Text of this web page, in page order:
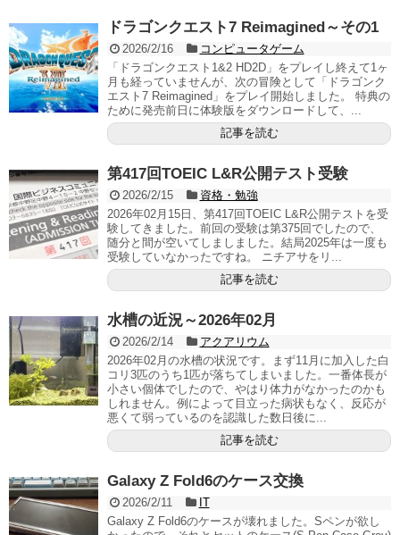
ドラゴンクエスト7 Reimagined～その1
2026/2/16
コンピュータゲーム
「ドラゴンクエスト1&2 HD2D」をプレイし終えて1ヶ
月も経っていませんが、次の冒険として「ドラゴンク
エスト7 Reimagined」をプレイ開始しました。 特典の
ために発売前日に体験版をダウンロードして、...
記事を読む
第417回TOEIC L&R公開テスト受験
2026/2/15
資格・勉強
2026年02月15日、第417回TOEIC L&R公開テストを受
験してきました。前回の受験は第375回でしたので、
随分と間が空いてしましました。結局2025年は一度も
受験していなかったですね。 ニチアサをリ...
記事を読む
水槽の近況～2026年02月
2026/2/14
アクアリウム
2026年02月の水槽の状況です。まず11月に加入した白
コリ3匹のうち1匹が落ちてしまいました。一番体長が
小さい個体でしたので、やはり体力がなかったのかも
しれません。例によって目立った病状もなく、反応が
悪くて弱っているのを認識した数日後に...
記事を読む
Galaxy Z Fold6のケース交換
2026/2/11
IT
Galaxy Z Fold6のケースが壊れました。Sペンが欲し